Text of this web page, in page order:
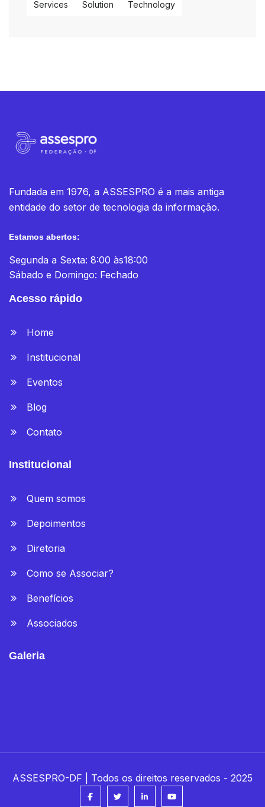
Services Solution Technology
Fundada em 1976, a ASSESPRO é a mais antiga
entidade do setor de tecnologia da informação.
Estamos abertos:
Segunda a Sexta: 8:00 às18:00
Sábado e Domingo: Fechado
Acesso rápido
Home
Institucional
Eventos
Blog
Contato
Institucional
Quem somos
Depoimentos
Diretoria
Como se Associar?
Benefícios
Associados
Galeria
ASSESPRO-DF | Todos os direitos reservados - 2025